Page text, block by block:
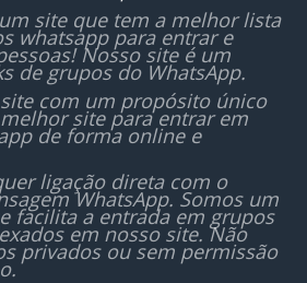
site que tem a melhor lista
whatsapp para entrar e
Nosso site é um
de grupos do WhatsApp.
com um propósito único
site para entrar em
de forma online e
ligação direta com o
WhatsApp. Somos um
facilita a entrada em grupos
em nosso site. Não
privados ou sem permissão